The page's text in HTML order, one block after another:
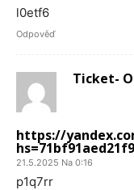
l0etf6
Odpověď
Ticket-
https://
21.5.2025 Na 0:16
p1q7rr